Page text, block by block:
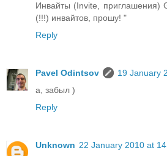
Инвайты (Invite, приглашения)
(!!!) инвайтов, прошу! "
Reply
Pavel Odintsov
19 January
а, забыл )
Reply
Unknown 22 January 2010 at